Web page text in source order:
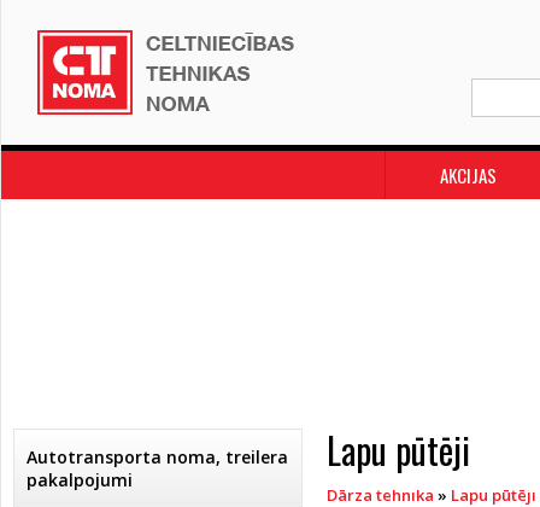
AKCIJAS
Autotransporta noma, treilera
pakalpojumi
Lapu pūtēji
Dārza tehnika » Lapu pūtēji